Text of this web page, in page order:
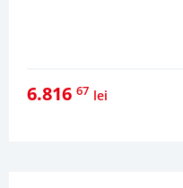
6.816 67 lei